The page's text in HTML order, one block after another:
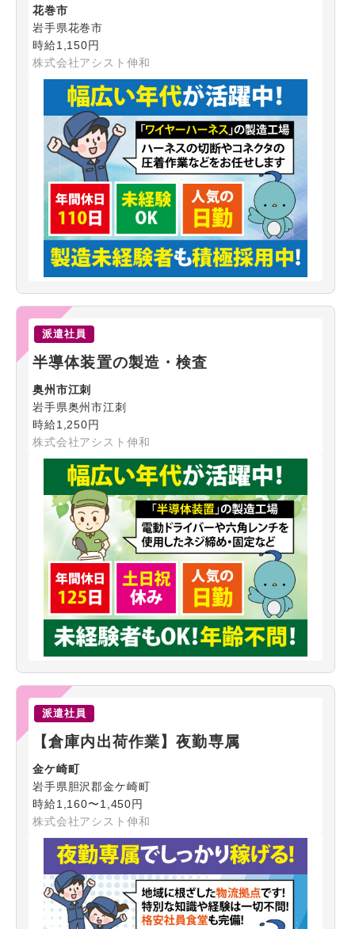
花巻市
岩手県花巻市
時給1,150円
株式会社アシスト伸和
派遣社員
半導体装置の製造・検査
奥州市江刺
岩手県奥州市江刺
時給1,250円
株式会社アシスト伸和
派遣社員
【倉庫内出荷作業】夜勤専属
金ケ崎町
岩手県胆沢郡金ケ崎町
時給1,160〜1,450円
株式会社アシスト伸和